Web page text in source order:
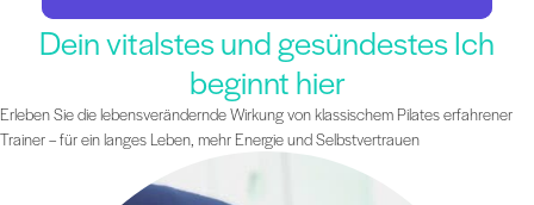
Dein vitalstes und gesündestes Ich
beginnt hier
Erleben Sie die lebensverändernde Wirkung von klassischem Pilates erfahrener
Trainer – für ein langes Leben, mehr Energie und Selbstvertrauen